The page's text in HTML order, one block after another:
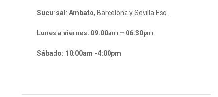
Sucursal :Ambato, Barcelona y Sevilla Esq.
Lunes a viernes: 09:00am – 06:30pm
Sábado: 10:00am -4:00pm